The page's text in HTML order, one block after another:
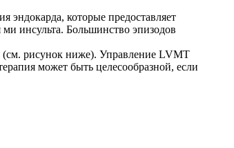
которые предоставляет
инсульта. Большинство эпизодов
(см. рисунок ниже). Управление LVMT
может быть целесообразной, если